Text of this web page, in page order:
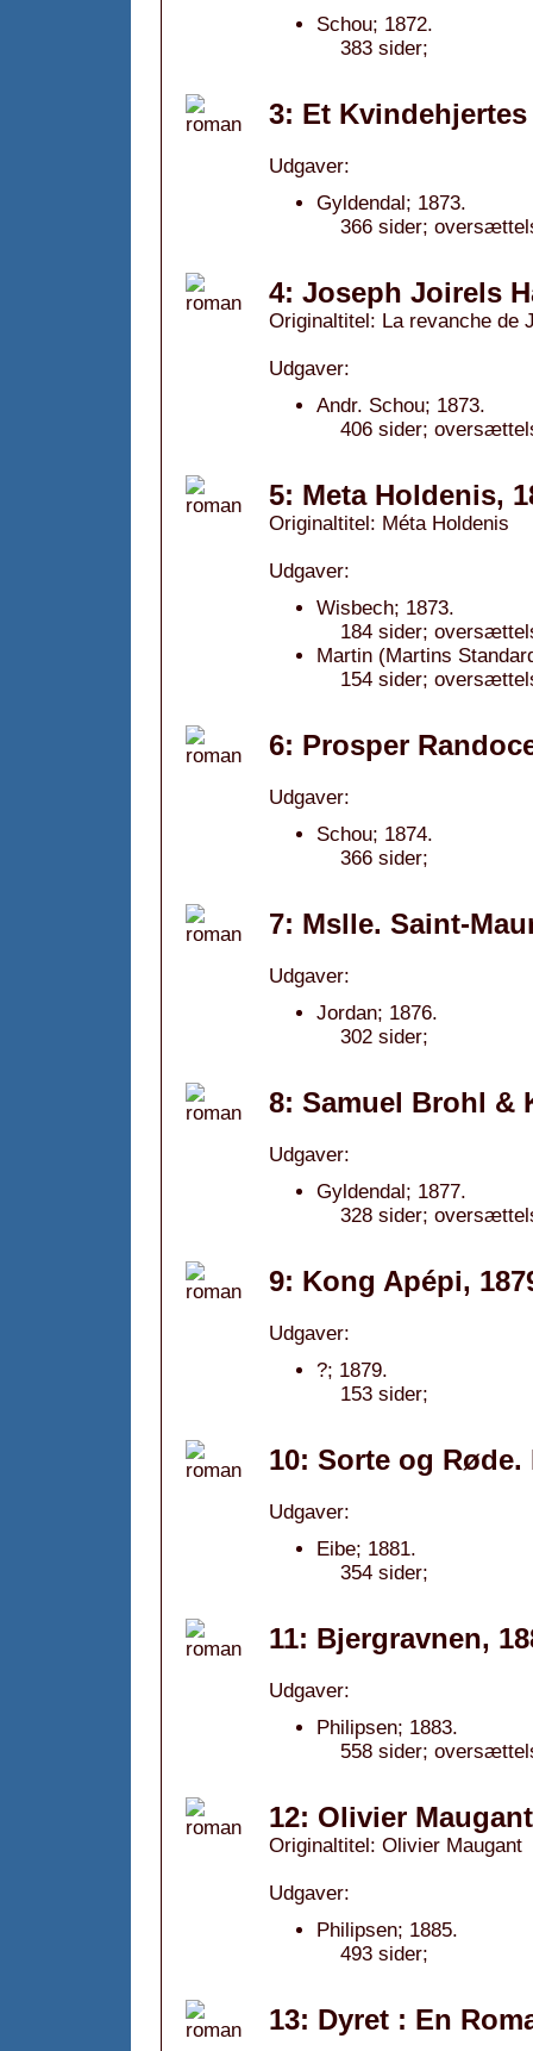
Schou; 1872.
383 sider;
3: Et
Udgaver:
Gyldendal; 1873.
366 sider;
4: Joseph Joirels
Originaltitel: La revanche de
Udgaver:
Andr. Schou; 1873.
406 sider;
5: Meta Holdenis,
Originaltitel: Méta Holdenis
Udgaver:
Wisbech; 1873.
184 sider;
Martin (Martins
154 sider;
6: Prosper
Udgaver:
Schou; 1874.
366 sider;
7: Mslle. Saint-
Udgaver:
Jordan; 1876.
302 sider;
8: Samuel Brohl &
Udgaver:
Gyldendal; 1877.
328 sider;
9: Kong Apépi,
Udgaver:
?; 1879.
153 sider;
10: Sorte og Røde.
Udgaver:
Eibe; 1881.
354 sider;
11: Bjergravnen,
Udgaver:
Philipsen; 1883.
558 sider;
12: Olivier
Originaltitel: Olivier Maugant
Udgaver:
Philipsen; 1885.
493 sider;
13: Dyret : En